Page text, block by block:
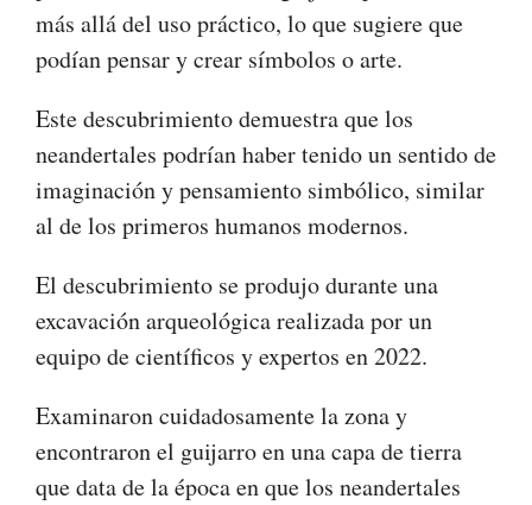
más allá del uso práctico, lo que sugiere que
podían pensar y crear símbolos o arte.
Este descubrimiento demuestra que los
neandertales podrían haber tenido un sentido de
imaginación y pensamiento simbólico, similar
al de los primeros humanos modernos.
El descubrimiento se produjo durante una
excavación arqueológica realizada por un
equipo de científicos y expertos en 2022.
Examinaron cuidadosamente la zona y
encontraron el guijarro en una capa de tierra
que data de la época en que los neandertales